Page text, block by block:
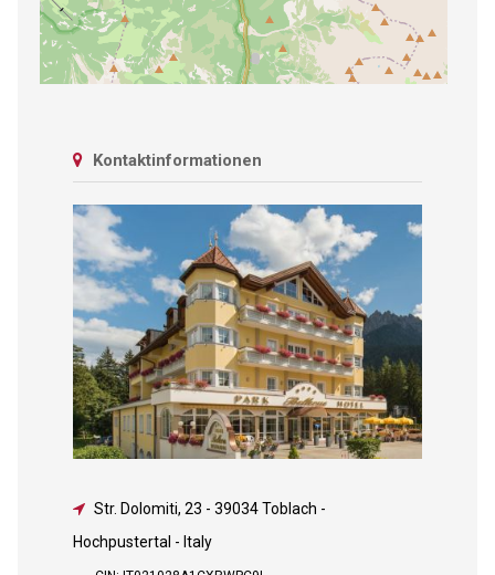
Kontaktinformationen
Str. Dolomiti, 23 - 39034 Toblach -
Hochpustertal - Italy